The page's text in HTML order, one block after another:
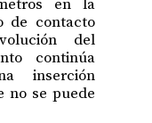
en la
de contacto
del
continúa
inserción
no se puede